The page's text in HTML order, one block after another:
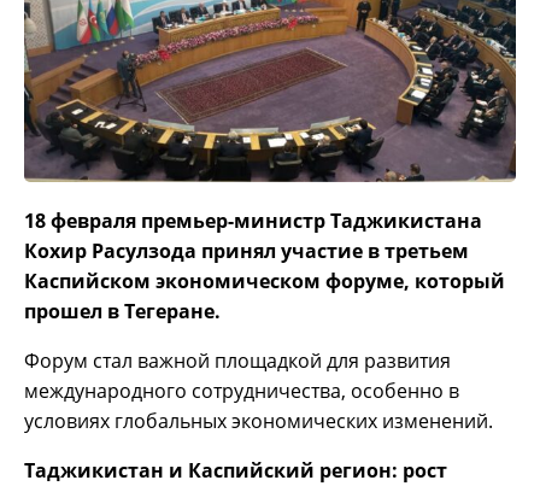
18 февраля премьер-министр Таджикистана
Кохир Расулзода принял участие в третьем
Каспийском экономическом форуме, который
прошел в Тегеране.
Форум стал важной площадкой для развития
международного сотрудничества, особенно в
условиях глобальных экономических изменений.
Таджикистан и Каспийский регион: рост